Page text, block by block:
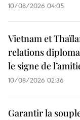
10/08/2026 04:05
Vietnam et
relations
le signe de
10/08/2026 02:36
Garantir la